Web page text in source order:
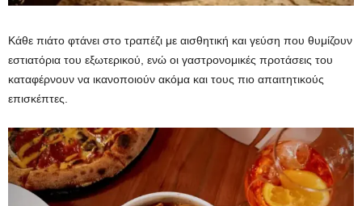
Κάθε πιάτο φτάνει στο τραπέζι με αισθητική και γεύση που θυμίζουν
εστιατόρια του εξωτερικού, ενώ οι γαστρονομικές προτάσεις του
καταφέρνουν να ικανοποιούν ακόμα και τους πιο απαιτητικούς
επισκέπτες.